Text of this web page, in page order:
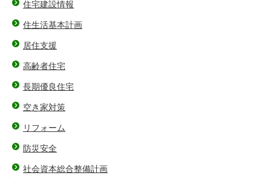
住宅建設情報
住生活基本計画
居住支援
高齢者住宅
長期優良住宅
空き家対策
リフォーム
防災安全
社会資本総合整備計画